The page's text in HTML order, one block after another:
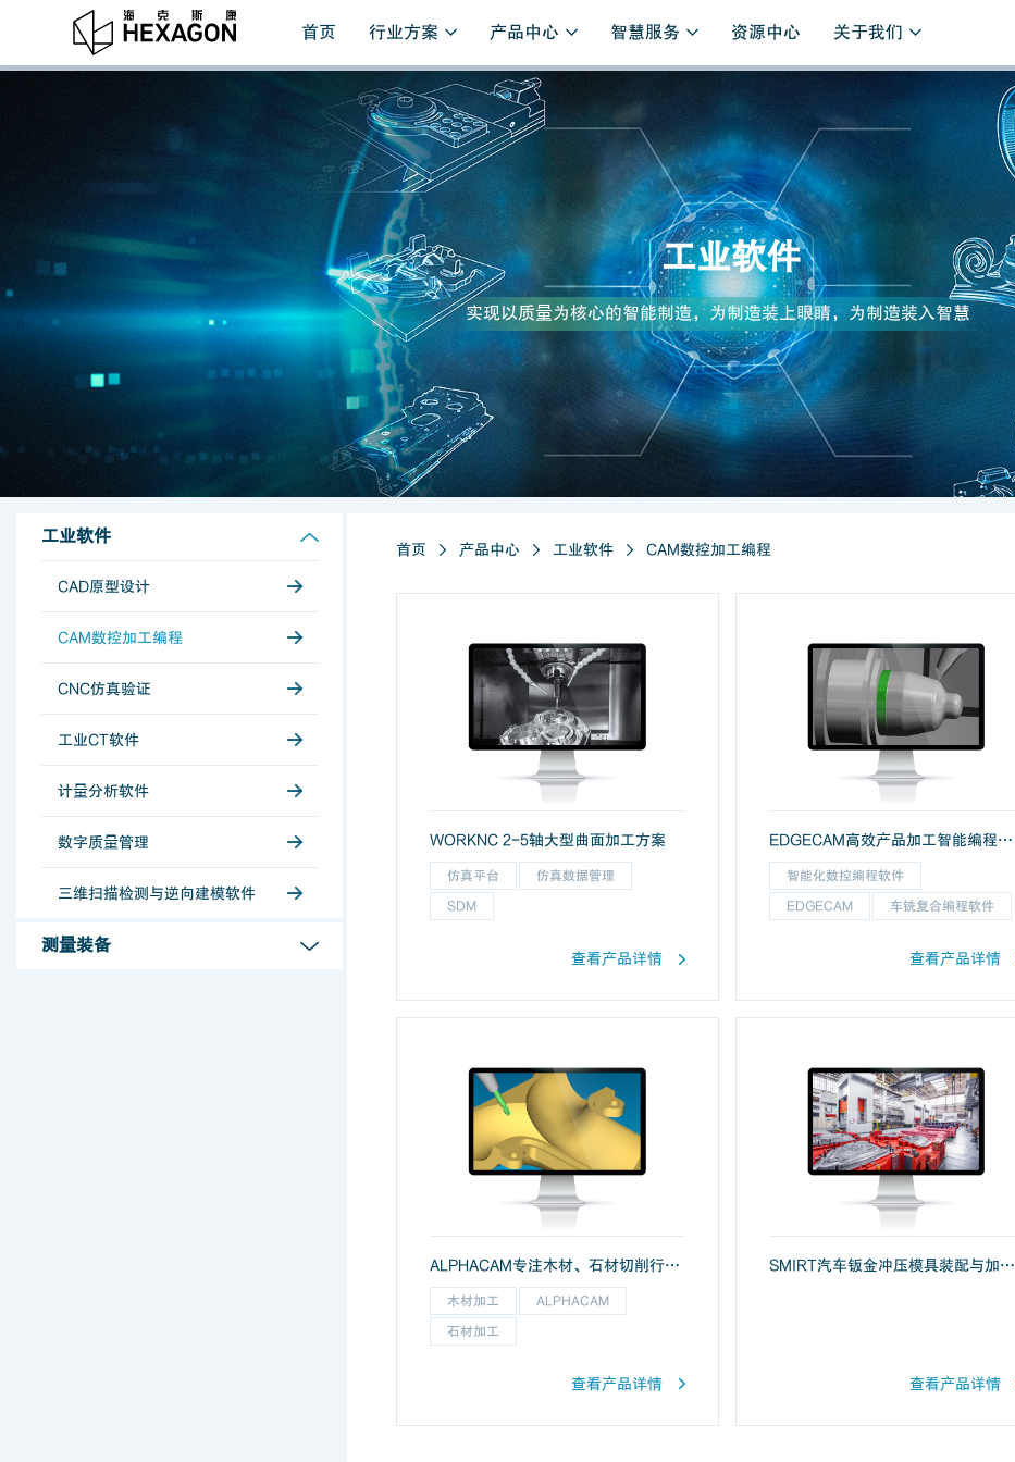
首页 行业方案 产品中心 智慧服务 资源中心 关于我们
工业软件
实现以质量为核心的智能制造，为制造装上眼睛，为制造装入智慧
工业软件
CAD原型设计
CAM数控加工编程
CNC仿真验证
工业CT软件
计量分析软件
数字质量管理
三维扫描检测与逆向建模软件
测量装备
首页 产品中心 工业软件 CAM数控加工编程
WORKNC 2-5轴大型曲面加工方案
仿真平台
仿真数据管理
SDM
查看产品详情
EDGECAM高效产品加工智能编程解决方案
智能化数控编程软件
EDGECAM
车铣复合编程软件
查看产品详情
ALPHACAM专注木材、石材切削行业的CAM解决方案
木材加工
ALPHACAM
石材加工
查看产品详情
SMIRT汽车钣金冲压模具装配与加工方案
查看产品详情